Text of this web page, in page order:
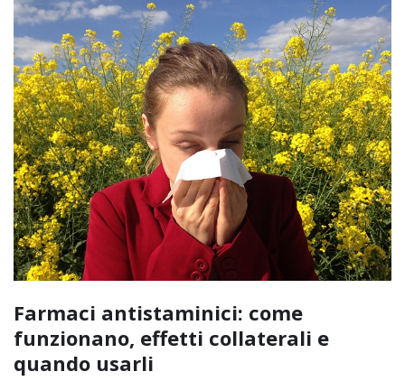
Farmaci antistaminici: come
funzionano, effetti collaterali e
quando usarli